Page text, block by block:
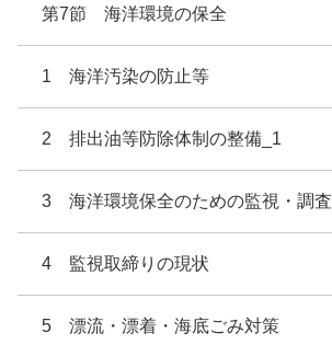
第7節 海洋環境の保全
1 海洋汚染の防止等
2 排出油等防除体制の整備_1
3 海洋環境保全のための監視・調査
4 監視取締りの現状
5 漂流・漂着・海底ごみ対策